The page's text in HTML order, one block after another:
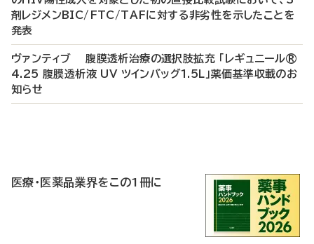
剤レジメンBIC/FTC/TAFに対する非劣性を示したことを
発表
ヴァンティブ 腹膜透析治療の選択肢拡充 「レギュニール®
4.25 腹膜透析液 UV ツインバッグ1.5L」薬価基準収載のお
知らせ
医療・医薬品業界をこの1冊に